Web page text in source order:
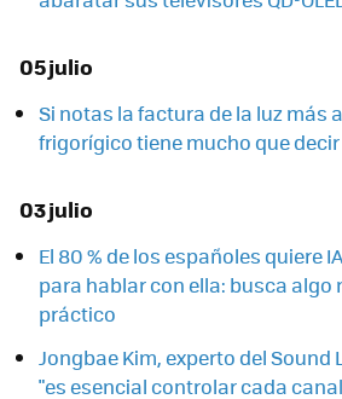
05 julio
Si notas la factura de la luz más
frigorígico tiene mucho que decir
03 julio
El 80 % de los españoles quiere
para hablar con ella: busca algo
práctico
Jongbae Kim, experto del Sound
"es esencial controlar cada